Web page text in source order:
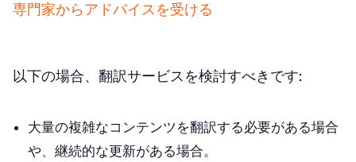
専門家からアドバイスを受ける
以下の場合、翻訳サービスを検討すべきです:
大量の複雑なコンテンツを翻訳する必要がある場合
や、継続的な更新がある場合。